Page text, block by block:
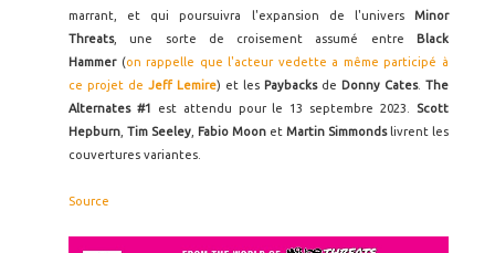
marrant, et qui poursuivra l'expansion de l'univers Minor
Threats, une sorte de croisement assumé entre Black
Hammer(on rappelle que l'acteur vedette a même participé à
ce projet de Jeff Lemire) et les Paybacksde Donny Cates. The
Alternates #1 est attendu pour le 13 septembre 2023. Scott
Hepburn Tim Seeley Fabio Moon et Martin Simmondslivrent les
couvertures variantes.
Source